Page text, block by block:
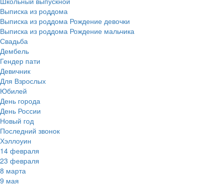
Выписка из роддома
Выписка из роддома Рождение девочки
Выписка из роддома Рождение мальчика
Свадьба
Дембель
Гендер пати
Девичник
Для Взрослых
Юбилей
День города
День России
Новый год
Последний звонок
Хэллоуин
14 февраля
23 февраля
8 марта
9 мая